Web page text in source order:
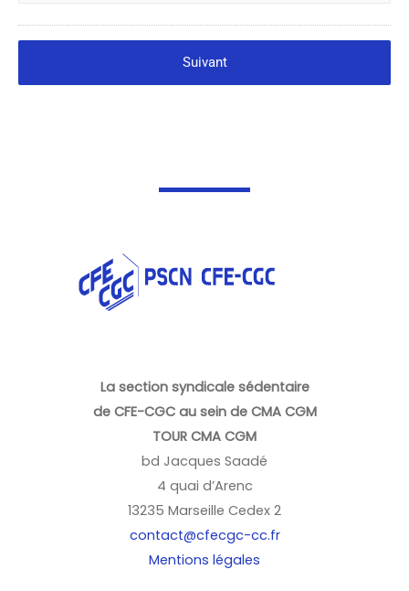
La section syndicale sédentaire
de CFE-CGC au sein de CMA CGM
TOUR CMA CGM
bd Jacques Saadé
4 quai d’Arenc
13235 Marseille Cedex 2
contact@cfecgc-cc.fr
Mentions légales